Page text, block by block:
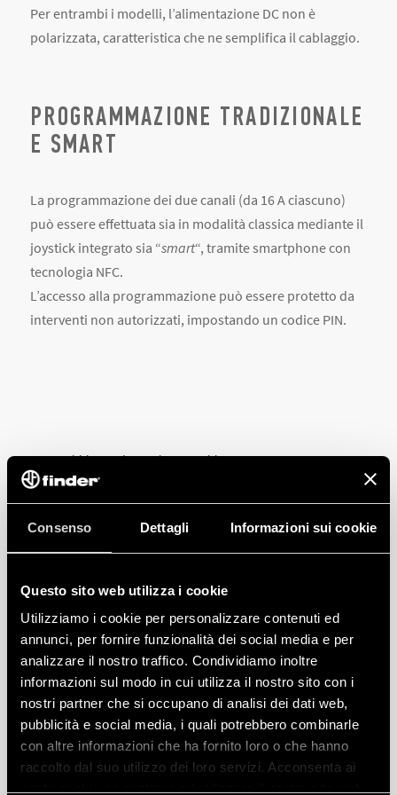
Consenso Dettagli Informazioni sui cookie
Questo sito web utilizza i cookie
Utilizziamo i cookie per personalizzare contenuti ed
annunci, per fornire funzionalità dei social media e per
analizzare il nostro traffico. Condividiamo inoltre
informazioni sul modo in cui utilizza il nostro sito con i
nostri partner che si occupano di analisi dei dati web,
pubblicità e social media, i quali potrebbero combinarle
con altre informazioni che ha fornito loro o che hanno
raccolto dal suo utilizzo dei loro servizi. Acconsenta ai
Per entrambi i modelli, l’alimentazione DC non è
polarizzata, caratteristica che ne semplifica il cablaggio.
PROGRAMMAZIONE TRADIZIONALE
E SMART
La programmazione dei due canali (da 16 A ciascuno)
può essere effettuata sia in modalità classica mediante il
joystick integrato sia “smart“, tramite smartphone con
tecnologia NFC.
L’accesso alla programmazione può essere protetto da
interventi non autorizzati, impostando un codice PIN.
Il blocco dei cookie potrebbe compromettere o
impedire il corretto funzionamento del video.
BASTA AVVICINARE LO
SMARTPHONE AL
TEMPORIZZATORE SMARTIMER
SERIE 84.02 PER INVIARE LA
PROGRAMMAZIONE.
Attraverso la tecnologia Near Field Communication